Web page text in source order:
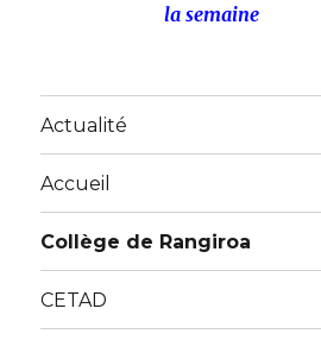
la semaine
Actualité
Accueil
Collège de Rangiroa
CETAD